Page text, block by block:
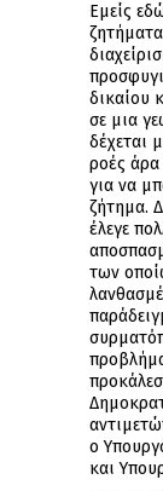
Εμείς
δικαίου
σε μια
δέχεται
ροές άρα
για να
ζήτημα.
έλεγε
των
ο
και